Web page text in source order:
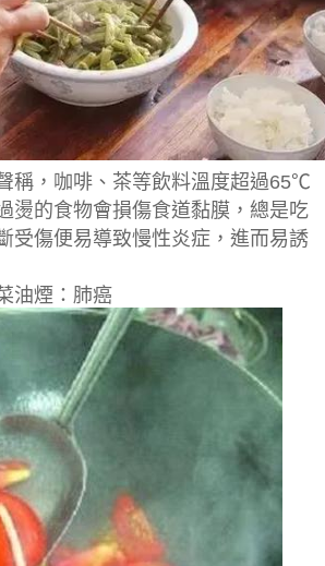
稱，咖啡、茶等飲料溫度超過65℃
燙的食物會損傷食道黏膜，總是吃
受傷便易導致慢性炎症，進而易誘
油煙：肺癌